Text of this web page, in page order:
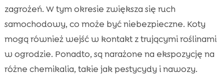
zagrożeń. W tym okresie zwiększa się ruch
samochodowy, co może być niebezpieczne. Koty
mogą również wejść w kontakt z trującymi roślinami
w ogrodzie. Ponadto, są narażone na ekspozycję na
różne chemikalia, takie jak pestycydy i nawozy.